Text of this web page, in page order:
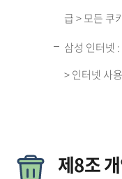
급 > 모든 쿠
삼성 인터넷
> 인터넷 사
제8조